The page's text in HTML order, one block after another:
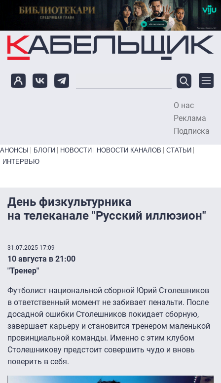
Перейти к основному содержанию
О нас
Реклама
Подписка
Primary links bottom
АНОНСЫ БЛОГИ НОВОСТИ НОВОСТИ КАНАЛОВ
СТАТЬИ
ИНТЕРВЬЮ
День физкультурника
на телеканале "Русский иллюзион"
31.07.2025 17:09
10 августа в 21:00
"Тренер"
Футболист национальной сборной Юрий Столешников
в ответственный момент не забивает пенальти. После
досадной ошибки Столешников покидает сборную,
завершает карьеру и становится тренером маленькой
провинциальной команды. Именно с этим клубом
Столешникову предстоит совершить чудо и вновь
поверить в себя.